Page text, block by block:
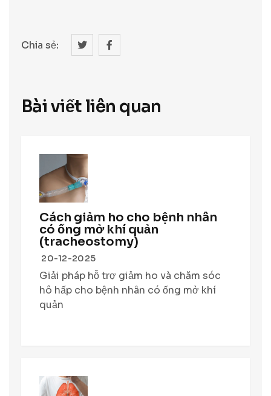
Chia sẻ:
Bài viết liên quan
Cách giảm ho cho bệnh nhân
có ống mở khí quản
(tracheostomy)
20-12-2025
Giải pháp hỗ trợ giảm ho và chăm sóc
hô hấp cho bệnh nhân có ống mở khí
quản